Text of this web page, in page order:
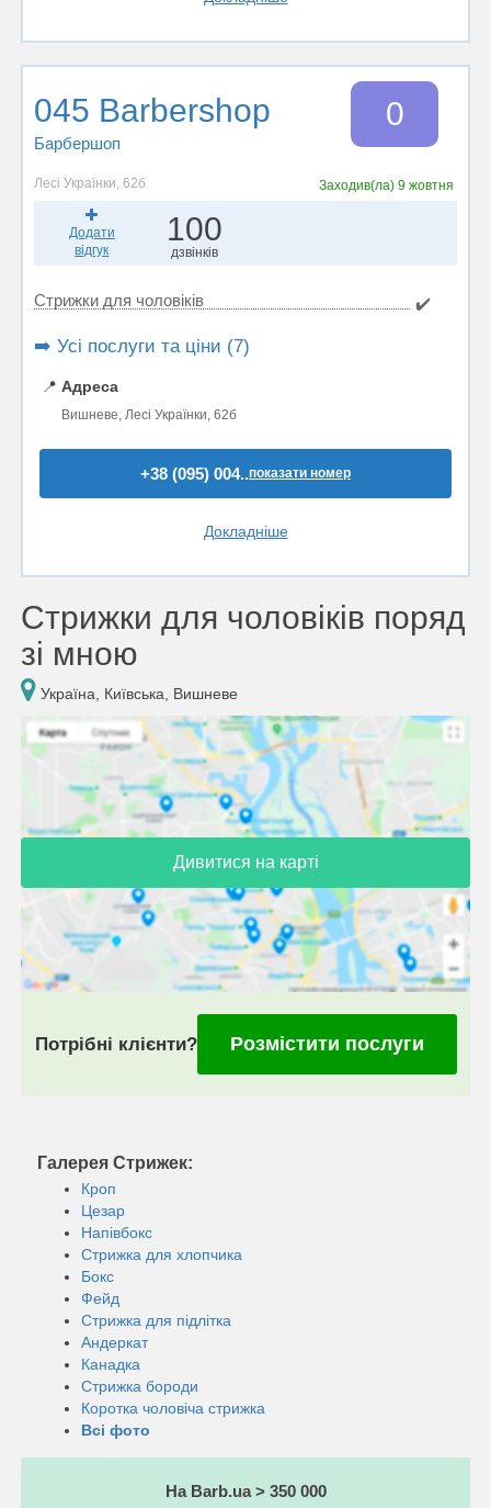
045 Barbershop
Барбершоп
0
Лесі Українки, 62б Заходив(ла)9 жовтня
Додати
відгук
100
дзвінків
Стрижки для чоловіків ✔️
➡️ Усі послуги та ціни (7)
📍 Адреса
Вишневе, Лесі Українки, 62б
+38 (095) 004..показати номер
Докладніше
Стрижки для чоловіків поряд
зі мною
Україна, Київська, Вишневе
Дивитися на карті
Потрібні клієнти? Розмістити послуги
Галерея Стрижек:
Кроп
Цезар
Напівбокс
Стрижка для хлопчика
Бокс
Фейд
Стрижка для підлітка
Андеркат
Канадка
Стрижка бороди
Коротка чоловіча стрижка
Всі фото
На Barb.ua > 350 000